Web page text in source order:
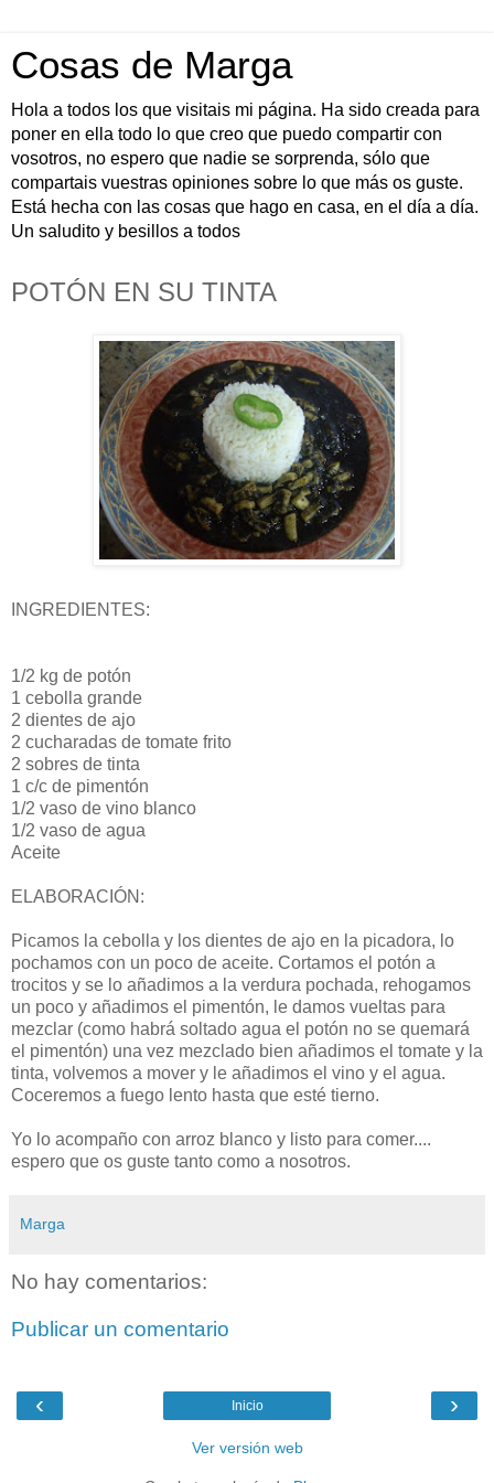
Cosas de Marga
Hola a todos los que visitais mi página. Ha sido creada para
poner en ella todo lo que creo que puedo compartir con
vosotros, no espero que nadie se sorprenda, sólo que
compartais vuestras opiniones sobre lo que más os guste.
Está hecha con las cosas que hago en casa, en el día a día.
Un saludito y besillos a todos
POTÓN EN SU TINTA
INGREDIENTES:
1/2 kg de potón
1 cebolla grande
2 dientes de ajo
2 cucharadas de tomate frito
2 sobres de tinta
1 c/c de pimentón
1/2 vaso de vino blanco
1/2 vaso de agua
Aceite
ELABORACIÓN:
Picamos la cebolla y los dientes de ajo en la picadora, lo
pochamos con un poco de aceite. Cortamos el potón a
trocitos y se lo añadimos a la verdura pochada, rehogamos
un poco y añadimos el pimentón, le damos vueltas para
mezclar (como habrá soltado agua el potón no se quemará
el pimentón) una vez mezclado bien añadimos el tomate y la
tinta, volvemos a mover y le añadimos el vino y el agua.
Coceremos a fuego lento hasta que esté tierno.
Yo lo acompaño con arroz blanco y listo para comer....
espero que os guste tanto como a nosotros.
Marga
No hay comentarios:
Publicar un comentario
‹ ›
Inicio
Ver versión web